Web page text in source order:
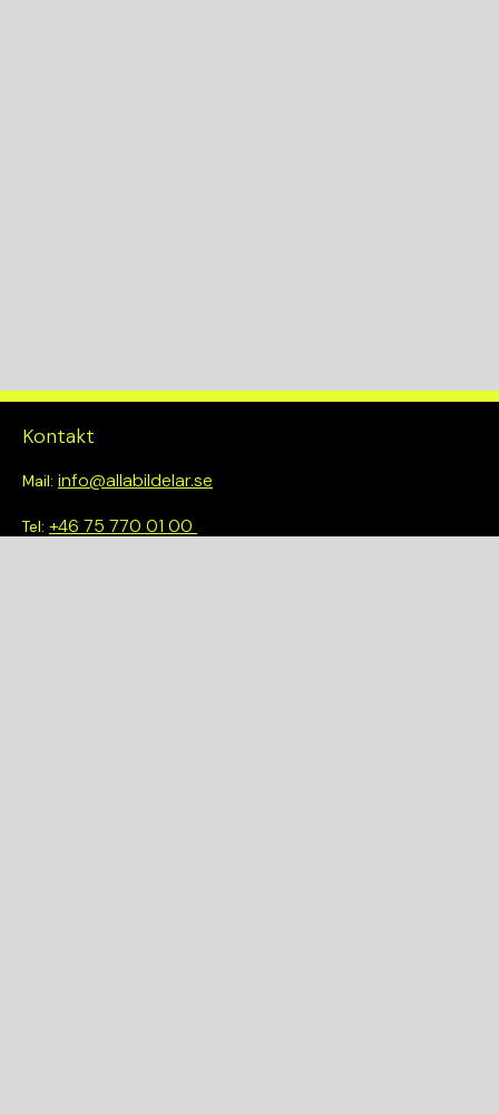
Kontakt
Mail: info@allabildelar.se
Tel: +46 75 770 01 00